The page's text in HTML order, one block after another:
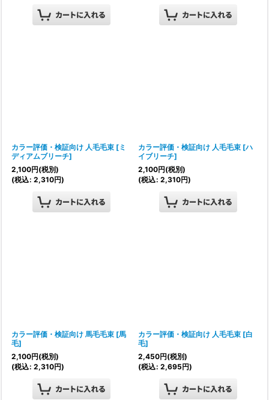
カラー評価・検証向け 人毛毛束 [ ミ
ディアムブリーチ]
2,100円(税別)
(税込: 2,310円)
カラー評価・検証向け 人毛毛束 [ハ
イブリーチ]
2,100円(税別)
(税込: 2,310円)
カラー評価・検証向け 馬毛毛束 [馬
毛]
2,100円(税別)
(税込: 2,310円)
カラー評価・検証向け 人毛毛束 [白
毛]
2,450円(税別)
(税込: 2,695円)